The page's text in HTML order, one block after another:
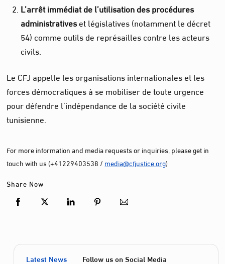
L’arrêt immédiat de l’utilisation des procédures
administrativeset législatives (notamment le décret
54) comme outils de représailles contre les acteurs
civils.
Le CFJ appelle les organisations internationales et les
forces démocratiques à se mobiliser de toute urgence
pour défendre l’indépendance de la société civile
tunisienne.
For more information and media requests or inquiries, please get in
touch with us (+41229403538 / media@cfjustice.org)
Share Now
Latest News Follow us on Social Media